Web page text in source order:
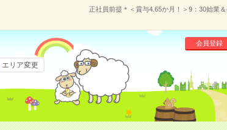
正社員前提＊＜賞与4.65か月！＞9：30始業
会員登録
エリア変更